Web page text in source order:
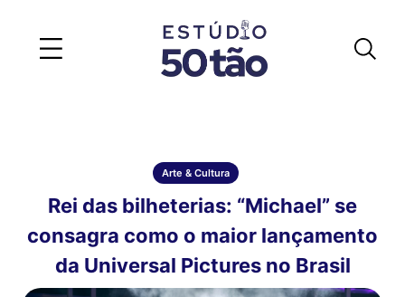
Arte & Cultura
Rei das bilheterias: “Michael” se
consagra como o maior lançamento
da Universal Pictures no Brasil